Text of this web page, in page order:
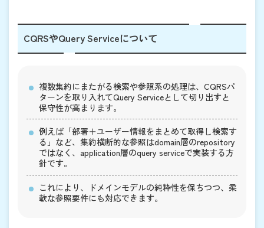
CQRSやQuery Serviceについて
複数集約にまたがる検索や参照系の処理は、CQRSパ
ターンを取り入れてQuery Serviceとして切り出すと
保守性が高まります。
例えば「部署＋ユーザー情報をまとめて取得し検索す
る」など、集約横断的な参照はdomain層のrepository
ではなく、application層のquery serviceで実装する方
針です。
これにより、ドメインモデルの純粋性を保ちつつ、柔
軟な参照要件にも対応できます。